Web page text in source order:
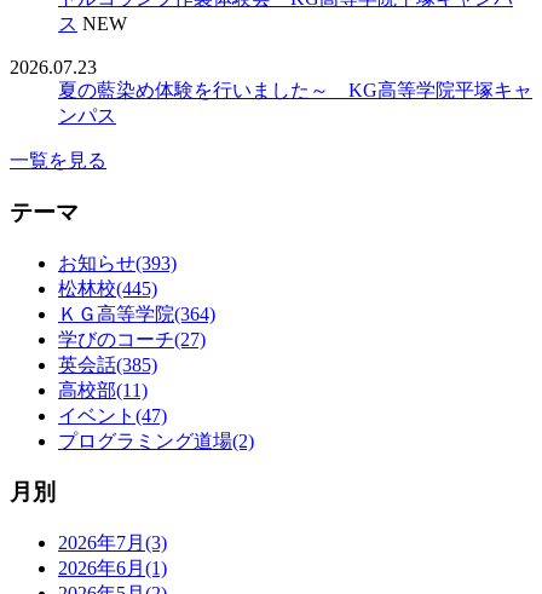
ス NEW
2026.07.23
夏の藍染め体験を行いました～ KG高等学院平塚キャ
ンパス
一覧を見る
テーマ
お知らせ(393)
松林校(445)
ＫＧ高等学院(364)
学びのコーチ(27)
英会話(385)
高校部(11)
イベント(47)
プログラミング道場(2)
月別
2026年7月(3)
2026年6月(1)